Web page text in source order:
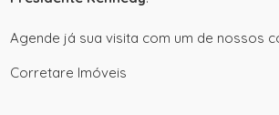
Agende já sua visita com um de nossos
Corretare Imóveis